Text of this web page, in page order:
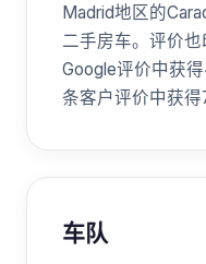
Madrid地区的
二手房车。评价
Google评价中获
条客户评价中获得
车队